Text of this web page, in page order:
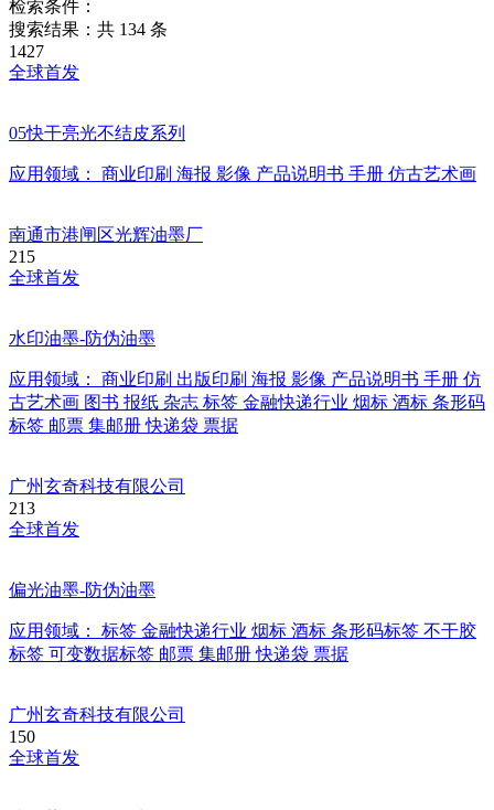
检索条件：
搜索结果：共 134 条
1427
全球首发
05快干亮光不结皮系列
应用领域： 商业印刷 海报 影像 产品说明书 手册 仿古艺术画
南通市港闸区光辉油墨厂
215
全球首发
水印油墨-防伪油墨
应用领域： 商业印刷 出版印刷 海报 影像 产品说明书 手册 仿
古艺术画 图书 报纸 杂志 标签 金融快递行业 烟标 酒标 条形码
标签 邮票 集邮册 快递袋 票据
广州玄奇科技有限公司
213
全球首发
偏光油墨-防伪油墨
应用领域： 标签 金融快递行业 烟标 酒标 条形码标签 不干胶
标签 可变数据标签 邮票 集邮册 快递袋 票据
广州玄奇科技有限公司
150
全球首发